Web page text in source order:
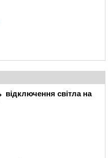
світла на